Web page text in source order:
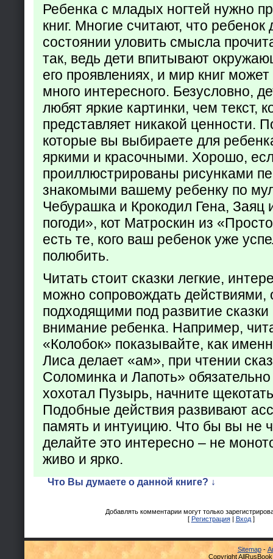
Ребенка с младых ногтей нужно
книг. Многие считают, что ребенок
состоянии уловить смысла
так, ведь дети впитывают
его проявлениях, и мир книг
много интересного. Безусловно,
любят яркие картинки, чем текст,
представляет никакой ценности.
которые вы выбираете для
яркими и красочными. Хорошо,
проиллюстрированы рисунками
знакомыми вашему ребенку по
Чебурашка и Крокодил Гена, Заяц
погоди», кот Матроскин из
есть те, кого ваш ребенок уже
полюбить.
Читать стоит сказки легкие,
можно сопровождать действиями,
подходящими под развитие
внимание ребенка. Например,
«Колобок» показывайте, как
Лиса делает «ам», при чтении
Соломинка и Лапоть»
хохотал Пузырь, начните
Подобные действия развивают
память и интуицию. Что бы вы не
делайте это интересно – не
живо и ярко.
Что Вы думаете о данной книге? ↓
Добавлять комментарии могут только
[ Регистрация| Вход]
Sitemap-
Copyright